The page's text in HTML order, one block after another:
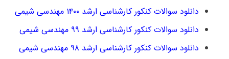
دانلود سوالات کنکور کارشناسی ارشد ۱۴۰۰ مهندسی شیمی
دانلود سوالات کنکور کارشناسی ارشد ۹۹ مهندسی شیمی
دانلود سوالات کنکور کارشناسی ارشد ۹۸ مهندسی شیمی